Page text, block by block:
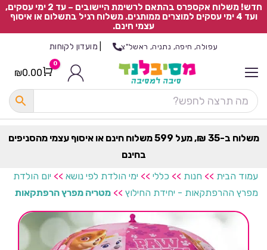
חדש! משלוח אקספרס בהתאם לרשימת היישובים – עד 2 ימי עסקים,
ועד 4 ימי עסקים למוצרים ממותגים. משלוח רגיל בתשלום או איסוף
עצמי חינם.
עפולה, חיפה, נתניה, ראשל"צ מועדון לקוחות
Cart
0
₪0.00
משלוח ב-35 ₪, מעל 599 משלוח חינם או איסוף עצמי מהסניפים
בחינם
עמוד הבית >> חנות >> כללי >> ימי הולדת לפי נושא >> יום הולדת
מפרץ ההרפתקאות - יחידת החילוץ >> מטריה מפרץ הרפתקאות